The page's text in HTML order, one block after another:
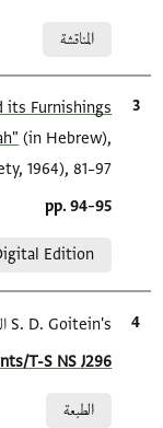
المناقشة
الاقتباس المرجعي
its Furnishings
(in Hebrew),
1964), 81–97.
in source
pp. 94–95
Edition
الاقتباس المرجعي
S. D. Goitein's الطبعة (1950–85).
in source
T-S NS J296
الطبعة